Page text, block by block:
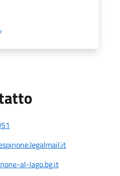
al-lago.bg.it